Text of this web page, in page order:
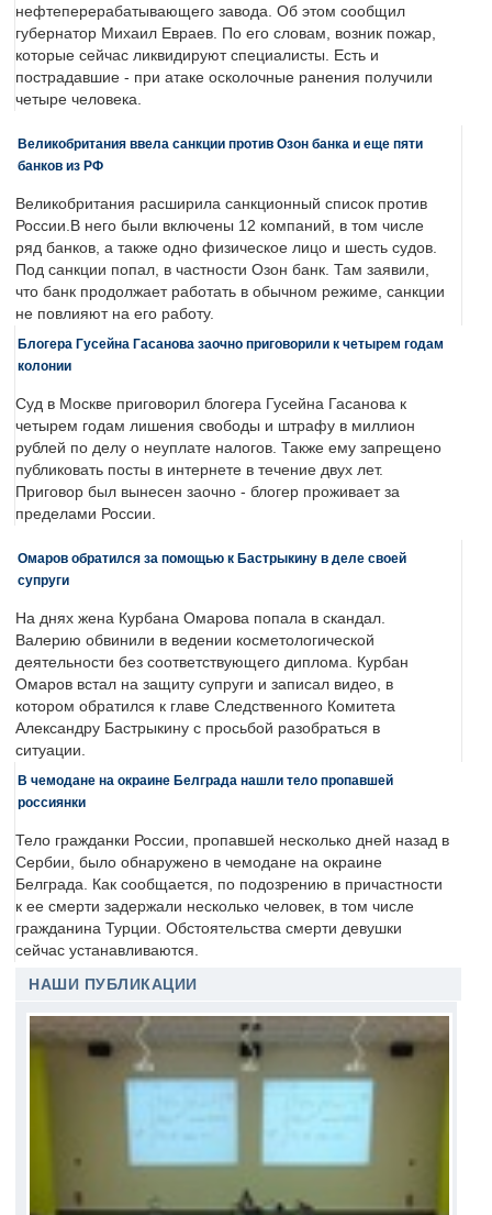
нефтеперерабатывающего завода. Об этом сообщил
губернатор Михаил Евраев. По его словам, возник пожар,
которые сейчас ликвидируют специалисты. Есть и
пострадавшие - при атаке осколочные ранения получили
четыре человека.
Великобритания ввела санкции против Озон банка и еще пяти
банков из РФ
Великобритания расширила санкционный список против
России.В него были включены 12 компаний, в том числе
ряд банков, а также одно физическое лицо и шесть судов.
Под санкции попал, в частности Озон банк. Там заявили,
что банк продолжает работать в обычном режиме, санкции
не повлияют на его работу.
Блогера Гусейна Гасанова заочно приговорили к четырем годам
колонии
Суд в Москве приговорил блогера Гусейна Гасанова к
четырем годам лишения свободы и штрафу в миллион
рублей по делу о неуплате налогов. Также ему запрещено
публиковать посты в интернете в течение двух лет.
Приговор был вынесен заочно - блогер проживает за
пределами России.
Омаров обратился за помощью к Бастрыкину в деле своей
супруги
На днях жена Курбана Омарова попала в скандал.
Валерию обвинили в ведении косметологической
деятельности без соответствующего диплома. Курбан
Омаров встал на защиту супруги и записал видео, в
котором обратился к главе Следственного Комитета
Александру Бастрыкину с просьбой разобраться в
ситуации.
В чемодане на окраине Белграда нашли тело пропавшей
россиянки
Тело гражданки России, пропавшей несколько дней назад в
Сербии, было обнаружено в чемодане на окраине
Белграда. Как сообщается, по подозрению в причастности
к ее смерти задержали несколько человек, в том числе
гражданина Турции. Обстоятельства смерти девушки
сейчас устанавливаются.
НАШИ ПУБЛИКАЦИИ